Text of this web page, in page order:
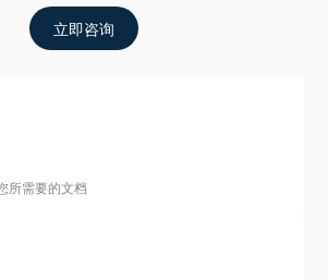
立即咨询
所需要的文档